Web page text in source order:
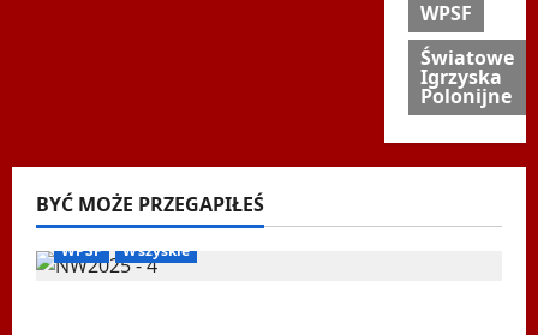
WPSF
Światowe
Igrzyska
Polonijne
BYĆ MOŻE PRZEGAPIŁEŚ
Biegi i rekreacja Inne Nordic Walking
WPSF
Wszyskie